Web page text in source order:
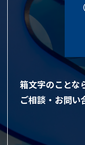
箱文字のことな
ご相談・お問い